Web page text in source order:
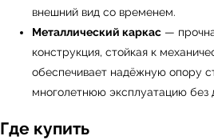
внешний вид со временем.
Металлический каркас —
конструкция, стойкая к
обеспечивает надёжную опору
многолетнюю эксплуатацию без
Где купить
УЗНАТЬ ПОДРОБНЕЕ